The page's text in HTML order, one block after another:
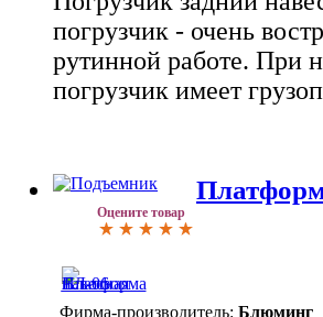
погрузчик - очень
рутинной работе. При
погрузчик имеет
Оцените товар
Фирма-производитель: Блюминг